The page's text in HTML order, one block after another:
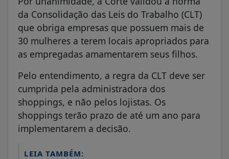
da Consolidação das Leis do Trabalho (CLT)
que obriga empresas que possuem mais de
30 mulheres a terem locais apropriados para
as empregadas amamentarem seus filhos.
Pelo entendimento, a regra da CLT deve ser
cumprida pela administradora dos
shoppings, e não pelos lojistas. Os
shoppings terão prazo de até um ano para
implementarem a decisão.
LEIA TAMBÉM: